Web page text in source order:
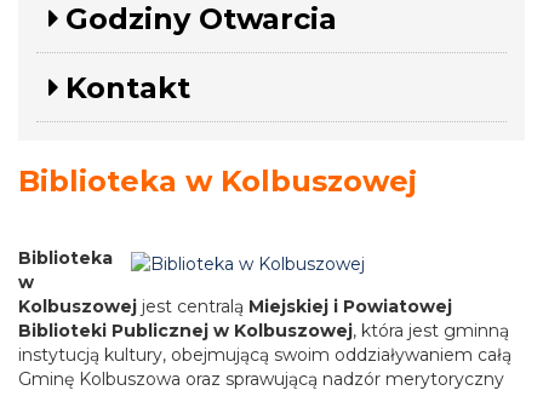
Godziny Otwarcia
Kontakt
Biblioteka w Kolbuszowej
Biblioteka
w
Kolbuszowej jest centralą Miejskiej i Powiatowej
Biblioteki Publicznej w Kolbuszowej, która jest gminną
instytucją kultury, obejmującą swoim oddziaływaniem całą
Gminę Kolbuszowa oraz sprawującą nadzór merytoryczny